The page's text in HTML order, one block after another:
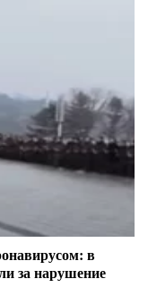
в
за нарушение